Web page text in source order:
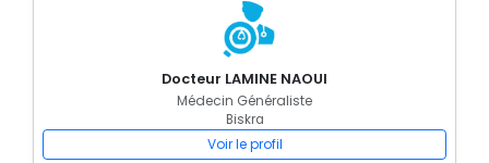
Docteur LAMINE NAOUI
Médecin Généraliste
Biskra
Voir le profil